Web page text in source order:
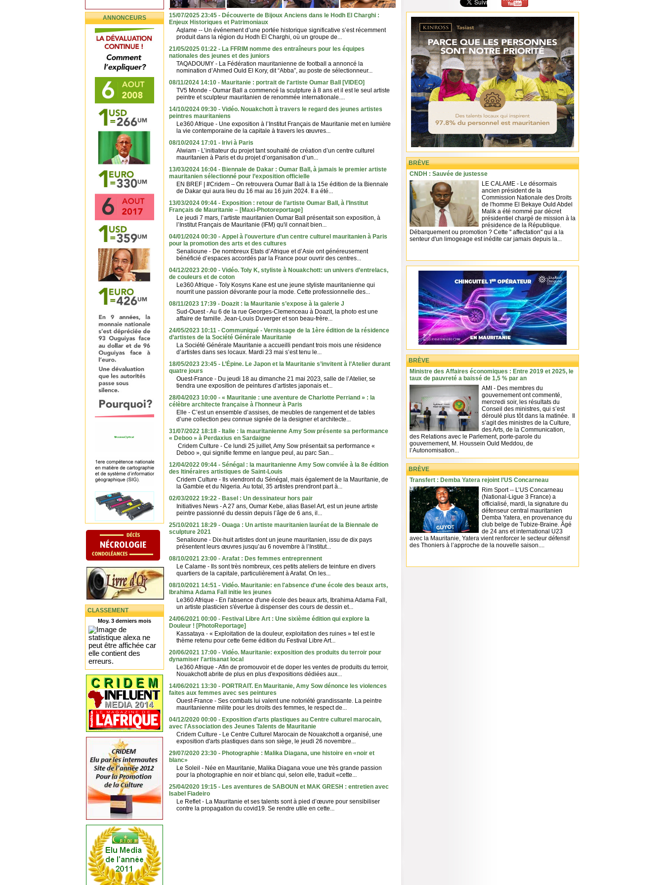
ANNONCEURS
CLASSEMENT
Moy. 3 derniers mois
15/07/2025 23:45 - Découverte de Bijoux Anciens dans le Hodh El Charghi :
Enjeux Historiques et Patrimoniaux
Aqlame -- Un événement d’une portée historique significative s’est récemment
produit dans la région du Hodh El Charghi, où un groupe de...
21/05/2025 01:22 - La FFRIM nomme des entraîneurs pour les équipes
nationales des jeunes et des juniors
TAQADOUMY - La Fédération mauritanienne de football a annoncé la
nomination d’Ahmed Ould El Kory, dit “Abba”, au poste de sélectionneur...
08/11/2024 14:10 - Mauritanie : portrait de l'artiste Oumar Ball [VIDEO]
TV5 Monde - Oumar Ball a commencé la sculpture à 8 ans et il est le seul artiste
peintre et sculpteur mauritanien de renommée internationale....
14/10/2024 09:30 - Vidéo. Nouakchott à travers le regard des jeunes artistes
peintres mauritaniens
Le360 Afrique - Une exposition à l’Institut Français de Mauritanie met en lumière
la vie contemporaine de la capitale à travers les œuvres...
08/10/2024 17:01 - Irivi à Paris
Alwiam - L’initiateur du projet tant souhaité de création d’un centre culturel
mauritanien à Paris et du projet d’organisation d’un...
13/03/2024 16:04 - Biennale de Dakar : Oumar Ball, à jamais le premier artiste
mauritanien sélectionné pour l’exposition officielle
EN BREF | #Cridem – On retrouvera Oumar Ball à la 15e édition de la Biennale
de Dakar qui aura lieu du 16 mai au 16 juin 2024. Il a été...
13/03/2024 09:44 - Exposition : retour de l’artiste Oumar Ball, à l’Institut
Français de Mauritanie – [Maxi-Photoreportage]
Le jeudi 7 mars, l’artiste mauritanien Oumar Ball présentait son exposition, à
l’Institut Français de Mauritanie (IFM) qu'il connait bien...
04/01/2024 00:30 - Appel à l’ouverture d’un centre culturel mauritanien à Paris
pour la promotion des arts et des cultures
Senalioune - De nombreux Etats d’Afrique et d’Asie ont généreusement
bénéficié d’espaces accordés par la France pour ouvrir des centres...
04/12/2023 20:00 - Vidéo. Toly K, styliste à Nouakchott: un univers d’entrelacs,
de couleurs et de coton
Le360 Afrique - Toly Kosyns Kane est une jeune styliste mauritanienne qui
nourrit une passion dévorante pour la mode. Cette professionnelle des...
08/11/2023 17:39 - Doazit : la Mauritanie s’expose à la galerie J
Sud-Ouest - Au 6 de la rue Georges-Clemenceau à Doazit, la photo est une
affaire de famille. Jean-Louis Duverger et son beau-frère...
24/05/2023 10:11 - Communiqué - Vernissage de la 1ère édition de la résidence
d’artistes de la Société Générale Mauritanie
La Société Générale Mauritanie a accueilli pendant trois mois une résidence
d’artistes dans ses locaux. Mardi 23 mai s’est tenu le...
18/05/2023 23:45 - L’Épine. Le Japon et la Mauritanie s’invitent à l’Atelier durant
quatre jours
Ouest-France - Du jeudi 18 au dimanche 21 mai 2023, salle de l’Atelier, se
tiendra une exposition de peintures d’artistes japonais et...
28/04/2023 10:00 - « Mauritanie : une aventure de Charlotte Perriand » : la
célèbre architecte française à l'honneur à Paris
Elle - C’est un ensemble d’assises, de meubles de rangement et de tables
d’une collection peu connue signée de la designer et architecte...
31/07/2022 18:18 - Italie : la mauritanienne Amy Sow présente sa performance
« Deboo » à Perdaxius en Sardaigne
Cridem Culture - Ce lundi 25 juillet, Amy Sow présentait sa performance «
Deboo », qui signifie femme en langue peul, au parc San...
12/04/2022 09:44 - Sénégal : la mauritanienne Amy Sow conviée à la 8e édition
des Itinéraires artistiques de Saint-Louis
Cridem Culture - Ils viendront du Sénégal, mais également de la Mauritanie, de
la Gambie et du Nigeria. Au total, 35 artistes prendront part à...
02/03/2022 19:22 - Basel : Un dessinateur hors pair
Initiatives News - A 27 ans, Oumar Kebe, alias Basel Art, est un jeune artiste
peintre passionné du dessin depuis l’âge de 6 ans, il...
25/10/2021 18:29 - Ouaga : Un artiste mauritanien lauréat de la Biennale de
sculpture 2021
Senalioune - Dix-huit artistes dont un jeune mauritanien, issu de dix pays
présentent leurs œuvres jusqu’au 6 novembre à l’Institut...
08/10/2021 23:00 - Arafat : Des femmes entreprennent
Le Calame - Ils sont très nombreux, ces petits ateliers de teinture en divers
quartiers de la capitale, particulièrement à Arafat. On les...
08/10/2021 14:51 - Vidéo. Mauritanie: en l'absence d'une école des beaux arts,
Ibrahima Adama Fall initie les jeunes
Le360 Afrique - En l'absence d'une école des beaux arts, Ibrahima Adama Fall,
un artiste plasticien s'évertue à dispenser des cours de dessin et...
24/06/2021 00:00 - Festival Libre Art : Une sixième édition qui explore la
Douleur ! [PhotoReportage]
Kassataya - « Exploitation de la douleur, exploitation des ruines » tel est le
thème retenu pour cette 6eme édition du Festival Libre Art...
20/06/2021 17:00 - Vidéo. Mauritanie: exposition des produits du terroir pour
dynamiser l'artisanat local
Le360 Afrique - Afin de promouvoir et de doper les ventes de produits du terroir,
Nouakchott abrite de plus en plus d'expositions dédiées aux...
14/06/2021 13:30 - PORTRAIT. En Mauritanie, Amy Sow dénonce les violences
faites aux femmes avec ses peintures
Ouest-France - Ses combats lui valent une notoriété grandissante. La peintre
mauritanienne milite pour les droits des femmes, le respect de...
04/12/2020 00:00 - Exposition d'arts plastiques au Centre culturel marocain,
avec l'Association des Jeunes Talents de Mauritanie
Cridem Culture - Le Centre Culturel Marocain de Nouakchott a organisé, une
exposition d'arts plastiques dans son siège, le jeudi 26 novembre...
29/07/2020 23:30 - Photographie : Malika Diagana, une histoire en «noir et
blanc»
Le Soleil - Née en Mauritanie, Malika Diagana voue une très grande passion
pour la photographie en noir et blanc qui, selon elle, traduit «cette...
25/04/2020 19:15 - Les aventures de SABOUN et MAK GRESH : entretien avec
Isabel Fiadeiro
Le Reflet - La Mauritanie et ses talents sont à pied d’œuvre pour sensibiliser
contre la propagation du covid19. Se rendre utile en cette...
BRÈVE
CNDH : Sauvée de justesse
LE CALAME - Le désormais
ancien président de la
Commission Nationale des Droits
de l'homme El Bekaye Ould Abdel
Malik a été nommé par décret
présidentiel chargé de mission à la
présidence de la République.
Débarquement ou promotion ? Cette " affectation" qui a la
senteur d'un limogeage est inédite car jamais depuis la...
BRÈVE
Ministre des Affaires économiques : Entre 2019 et 2025, le
taux de pauvreté a baissé de 1,5 % par an
AMI - Des membres du
gouvernement ont commenté,
mercredi soir, les résultats du
Conseil des ministres, qui s’est
déroulé plus tôt dans la matinée. Il
s’agit des ministres de la Culture,
des Arts, de la Communication,
des Relations avec le Parlement, porte-parole du
gouvernement, M. Houssein Ould Meddou, de
l’Autonomisation...
BRÈVE
Transfert : Demba Yatera rejoint l’US Concarneau
Rim Sport -- L’US Concarneau
(National-Ligue 3 France) a
officialisé, mardi, la signature du
défenseur central mauritanien
Demba Yatera, en provenance du
club belge de Tubize-Braine. Âgé
de 24 ans et international U23
avec la Mauritanie, Yatera vient renforcer le secteur défensif
des Thoniers à l’approche de la nouvelle saison....